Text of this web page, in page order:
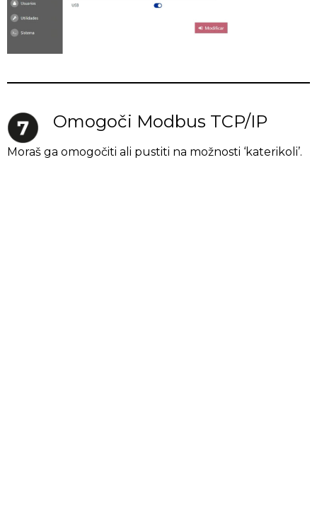
Omogoči Modbus TCP/IP
Moraš ga omogočiti ali pustiti na možnosti ‘katerikoli’.